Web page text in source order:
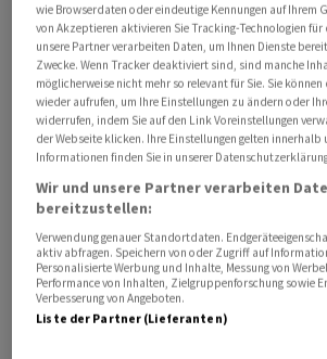
Dass der Gruppenumsatz nach neun
über den durchschnittlichen
Analysten auf ungünstige
Gerade im zukunftsträchtigen und
Geschäft mit Biosimilars habe das
dritten Quartal wieder die kühnsten
übertroffen. Und anders als in den
habe auch das Generika-Geschäft die
zumindest erfüllt, wie es heisst.
Analysten zufolge bleibt Europa die
wichtigste Region. Erfreut zeigt man
wie Browserdaten oder eindeutige Kennungen auf Ihrem
von Akzeptieren aktivieren Sie Tracking-Technologien für
unsere Partner verarbeiten Daten, um Ihnen Dienste
Zwecke. Wenn Tracker deaktiviert sind, sind manche
möglicherweise nicht mehr so relevant für Sie. Sie
wieder aufrufen, um Ihre Einstellungen zu ändern oder
widerrufen, indem Sie auf den Link Voreinstellungen
der Webseite klicken. Ihre Einstellungen gelten innerhalb
Informationen finden Sie in unserer
Wir und unsere Partner verarbeiten
bereitzustellen:
Verwendung genauer Standortdaten.
aktiv abfragen. Speichern von oder Zugriff auf
Personalisierte Werbung und Inhalte, Messung von
Performance von Inhalten, Zielgruppenforschung sowie
Verbesserung von Angeboten.
Liste der Partner (Lieferanten)